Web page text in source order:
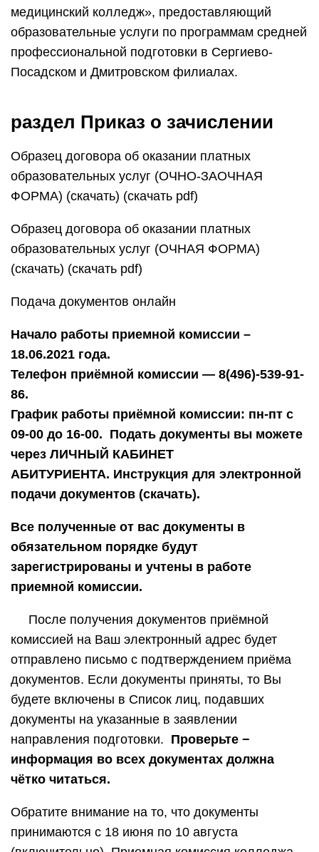
медицинский колледж», предоставляющий
образовательные услуги по программам средней
профессиональной подготовки в Сергиево-
Посадском и Дмитровском филиалах.
раздел Приказ о зачислении
Образец договора об оказании платных
образовательных услуг (ОЧНО-ЗАОЧНАЯ
ФОРМА) (скачать) (скачать pdf)
Образец договора об оказании платных
образовательных услуг (ОЧНАЯ ФОРМА)
(скачать) (скачать pdf)
Подача документов онлайн
Начало работы приемной комиссии –
18.06.2021 года.
Телефон приёмной комиссии — 8(496)-539-91-
86.
График работы приёмной комиссии: пн-пт с
09-00 до 16-00. Подать документы вы можете
через ЛИЧНЫЙ КАБИНЕТ
АБИТУРИЕНТА. Инструкция для электронной
подачи документов (скачать).
Все полученные от вас документы в
обязательном порядке будут
зарегистрированы и учтены в работе
приемной комиссии.
После получения документов приёмной
комиссией на Ваш электронный адрес будет
отправлено письмо с подтверждением приёма
документов. Если документы приняты, то Вы
будете включены в Список лиц, подавших
документы на указанные в заявлении
направления подготовки. Проверьте −
информация во всех документах должна
чётко читаться.
Обратите внимание на то, что документы
принимаются с 18 июня по 10 августа